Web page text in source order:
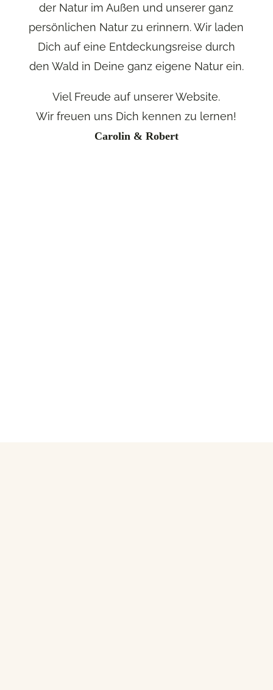
der Natur im Außen und unserer ganz
persönlichen Natur zu erinnern. Wir laden
Dich auf eine Entdeckungsreise durch
den Wald in Deine ganz eigene Natur ein.
Viel Freude auf unserer Website.
Wir freuen uns Dich kennen zu lernen!
Carolin & Robert